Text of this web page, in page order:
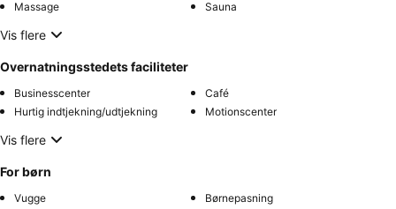
Massage Sauna
Vis flere
Overnatningsstedets faciliteter
Businesscenter
Café
Hurtig indtjekning/udtjekning
Motionscenter
Vis flere
For børn
Vugge
Børnepasning